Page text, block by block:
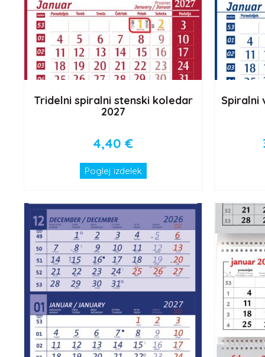
Tridelni spiralni stenski koledar
2027
4,40 €
Poglej izdelek
Spiralni